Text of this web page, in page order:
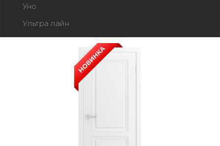
Уно
Ультра лайн
Честер